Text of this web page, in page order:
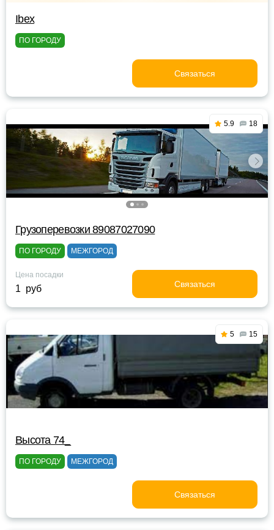
Ibex
ПО ГОРОДУ
Связаться
5.9 18
Грузоперевозки 89087027090
ПО ГОРОДУ МЕЖГОРОД
Цена посадки
1 руб Связаться
5 15
Высота 74_
ПО ГОРОДУ МЕЖГОРОД
Связаться